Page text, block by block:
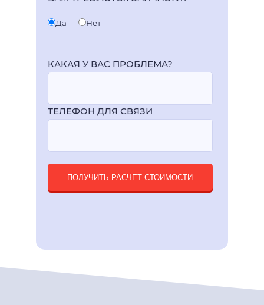
Да Нет
КАКАЯ У ВАС ПРОБЛЕМА?
ТЕЛЕФОН ДЛЯ СВЯЗИ
ПОЛУЧИТЬ РАСЧЕТ СТОИМОСТИ